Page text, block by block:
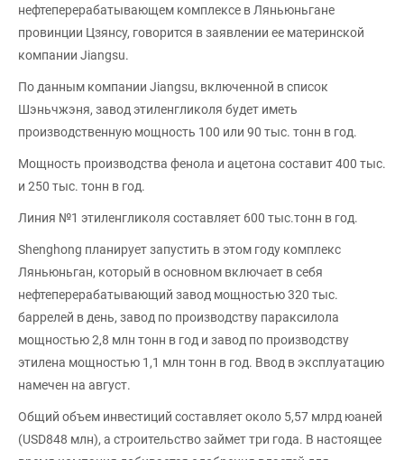
нефтеперерабатывающем комплексе в Ляньюньгане
провинции Цзянсу, говорится в заявлении ее материнской
компании Jiangsu.
По данным компании Jiangsu, включенной в список
Шэньчжэня, завод этиленгликоля будет иметь
производственную мощность 100 или 90 тыс. тонн в год.
Мощность производства фенола и ацетона составит 400 тыс.
и 250 тыс. тонн в год.
Линия №1 этиленгликоля составляет 600 тыс.тонн в год.
Shenghong планирует запустить в этом году комплекс
Ляньюньган, который в основном включает в себя
нефтеперерабатывающий завод мощностью 320 тыс.
баррелей в день, завод по производству параксилола
мощностью 2,8 млн тонн в год и завод по производству
этилена мощностью 1,1 млн тонн в год. Ввод в эксплуатацию
намечен на август.
Общий объем инвестиций составляет около 5,57 млрд юаней
(USD848 млн), а строительство займет три года. В настоящее